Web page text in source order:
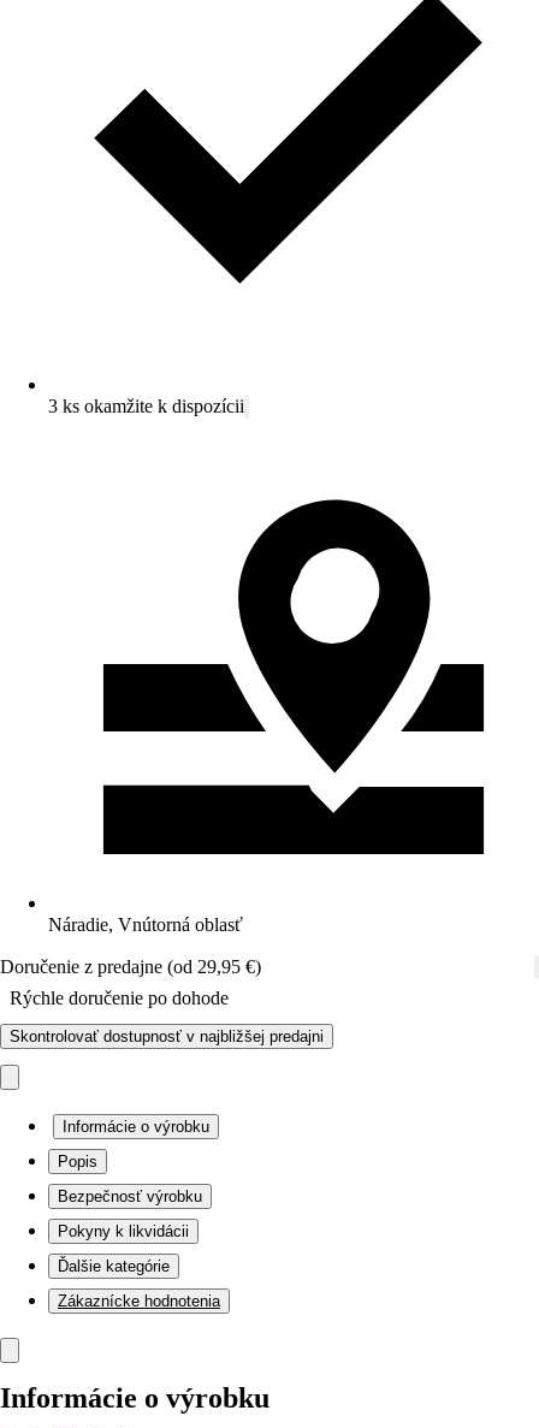
3 ks okamžite k dispozícii
Náradie, Vnútorná oblasť
Doručenie z predajne (od 29,95 €)
Rýchle doručenie po dohode
Skontrolovať dostupnosť v najbližšej predajni
Informácie o výrobku
Popis
Bezpečnosť výrobku
Pokyny k likvidácii
Ďalšie kategórie
Zákaznícke hodnotenia
Informácie o výrobku